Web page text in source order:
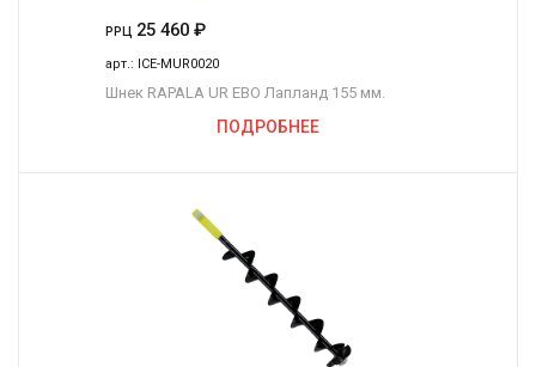
РРЦ 25 460 ₽
арт.: ICE-MUR0020
Шнек RAPALA UR ЕВО Лапланд 155 мм.
ПОДРОБНЕЕ